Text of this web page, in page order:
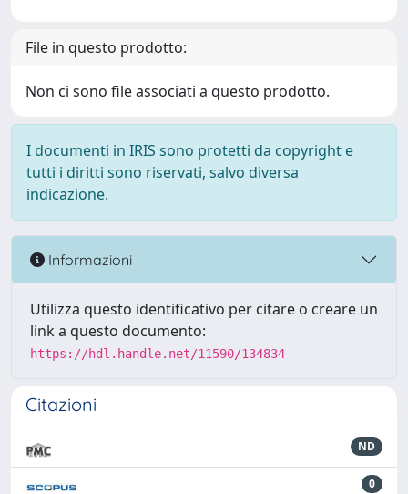
File in questo prodotto:
Non ci sono file associati a questo prodotto.
I documenti in IRIS sono protetti da copyright e
tutti i diritti sono riservati, salvo diversa
indicazione.
Informazioni
Utilizza questo identificativo per citare o creare un
link a questo documento:
https://hdl.handle.net/11590/134834
Citazioni
ND
0